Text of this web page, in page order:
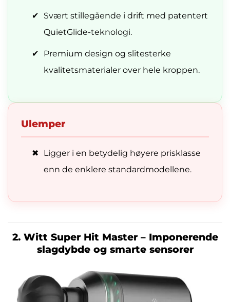
✔
Svært stillegående i drift med patentert
QuietGlide-teknologi.
✔
Premium design og slitesterke
kvalitetsmaterialer over hele kroppen.
Ulemper
✖
Ligger i en betydelig høyere prisklasse
enn de enklere standardmodellene.
2. Witt Super Hit Master – Imponerende
slagdybde og smarte sensorer